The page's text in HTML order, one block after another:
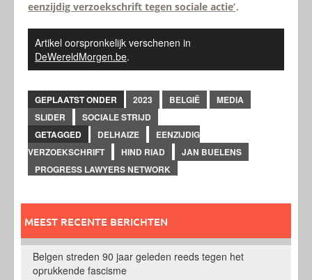
eenzijdig verzoekschrift tegen sociale actie’.
Artikel oorspronkelijk verschenen in
DeWereldMorgen.be.
GEPLAATST ONDER 2023 BELGIË
MEDIA
SLIDER
SOCIALE STRIJD
GETAGGED
DELHAIZE
EENZIJDIG
VERZOEKSCHRIFT
HIND RIAD
JAN BUELENS
PROGRESS LAWYERS NETWORK
MEEST RECENTE BERICHTEN
Belgen streden 90 jaar geleden reeds tegen het
oprukkende fascisme